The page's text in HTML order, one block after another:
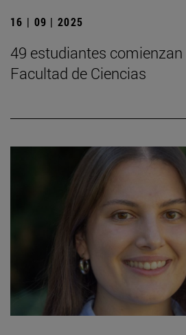
16 | 09 | 2025
49 estudiantes
Facultad de Ciencias